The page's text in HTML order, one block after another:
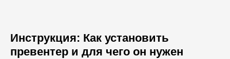
Инструкция: Как установить
превентер и для чего он нужен